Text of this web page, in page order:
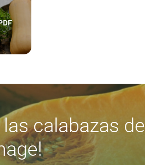
calabazas de